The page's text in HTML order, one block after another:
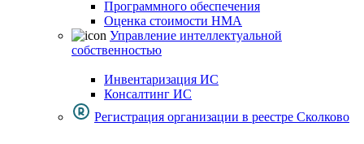
Программного обеспечения
Оценка стоимости НМА
Управление интеллектуальной
собственностью
Инвентаризация ИС
Консалтинг ИС
Регистрация организации в реестре Сколково